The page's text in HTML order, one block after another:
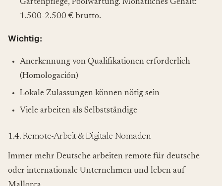
Gartenpflege, Poolwartung. Monatliches Gehalt:
1.500-2.500 € brutto.
Wichtig:
Anerkennung von Qualifikationen erforderlich
(Homologación)
Lokale Zulassungen können nötig sein
Viele arbeiten als Selbstständige
1.4. Remote-Arbeit & Digitale Nomaden
Immer mehr Deutsche arbeiten remote für deutsche
oder internationale Unternehmen und leben auf